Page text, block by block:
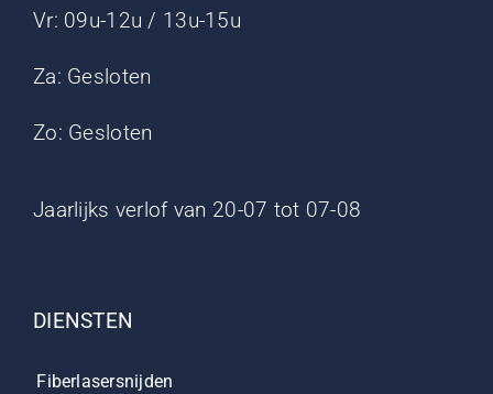
Vr: 09u-12u / 13u-15u
Za: Gesloten
Zo: Gesloten
Jaarlijks verlof van 20-07 tot 07-08
DIENSTEN
Fiberlasersnijden